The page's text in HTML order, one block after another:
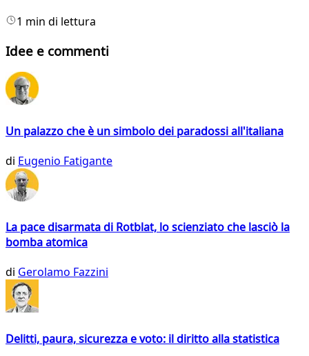
1 min di lettura
Idee e commenti
Un palazzo che è un simbolo dei paradossi all'italiana
di Eugenio Fatigante
La pace disarmata di Rotblat, lo scienziato che lasciò la
bomba atomica
di Gerolamo Fazzini
Delitti, paura, sicurezza e voto: il diritto alla statistica